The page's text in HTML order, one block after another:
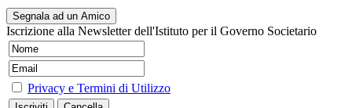
Segnala ad un Amico
Iscrizione alla Newsletter dell'Istituto per il Governo Societario
Privacy e Termini di Utilizzo